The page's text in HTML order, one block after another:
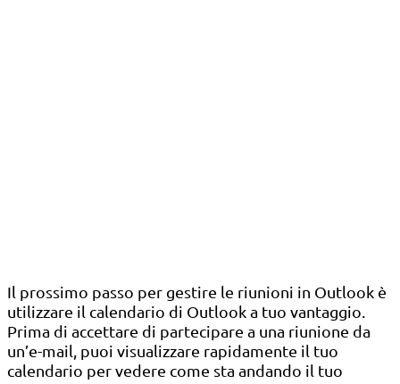
Il prossimo passo per gestire le riunioni in Outlook è
utilizzare il calendario di Outlook a tuo vantaggio.
Prima di accettare di partecipare a una riunione da
un’e-mail, puoi visualizzare rapidamente il tuo
calendario per vedere come sta andando il tuo